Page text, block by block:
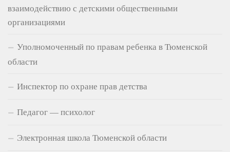
взаимодействию с детскими общественными
организациями
Уполномоченный по правам ребенка в Тюменской
области
Инспектор по охране прав детства
Педагог — психолог
Электронная школа Тюменской области